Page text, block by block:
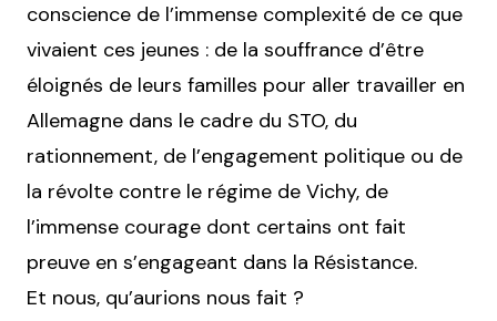
conscience de l’immense complexité de ce que
vivaient ces jeunes : de la souffrance d’être
éloignés de leurs familles pour aller travailler en
Allemagne dans le cadre du STO, du
rationnement, de l’engagement politique ou de
la révolte contre le régime de Vichy, de
l’immense courage dont certains ont fait
preuve en s’engageant dans la Résistance.
Et nous, qu’aurions nous fait ?